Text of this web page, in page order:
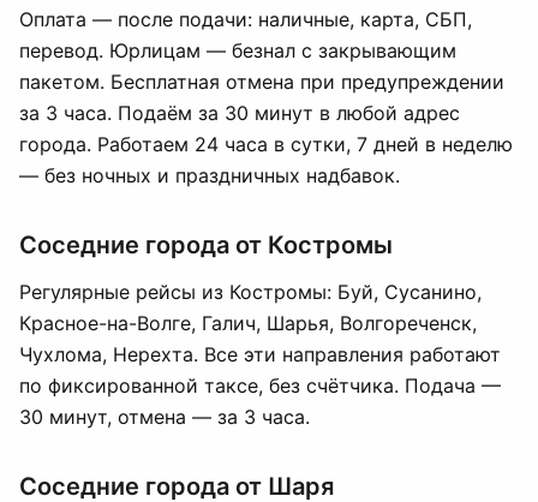
Оплата — после подачи: наличные, карта, СБП,
перевод. Юрлицам — безнал с закрывающим
пакетом. Бесплатная отмена при предупреждении
за 3 часа. Подаём за 30 минут в любой адрес
города. Работаем 24 часа в сутки, 7 дней в неделю
— без ночных и праздничных надбавок.
Соседние города от Костромы
Регулярные рейсы из Костромы: Буй, Сусанино,
Красное-на-Волге, Галич, Шарья, Волгореченск,
Чухлома, Нерехта. Все эти направления работают
по фиксированной таксе, без счётчика. Подача —
30 минут, отмена — за 3 часа.
Соседние города от Шаря